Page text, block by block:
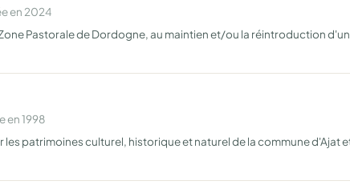
en 2024
Pastorale de Dordogne, au maintien et/ou la réintroduction
en 1998
patrimoines culturel, historique et naturel de la commune d'Ajat